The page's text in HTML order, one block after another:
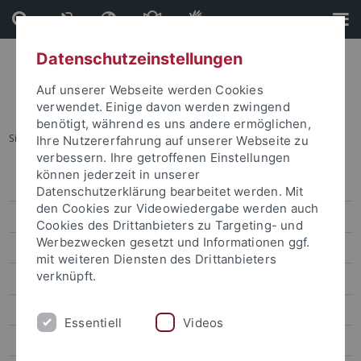
Direkt
zum
Inhalt
Direkt
zur
Fußleiste
Sie sind hier: Startseite ... Forschungsprojekte
DGfS - 23.-25.02.2022
Abschlusskonferenz 2021
Linguistic Evidence
Veranstaltungen des SFB 833
Datenschutzeinstellungen
Auf unserer Webseite werden Cookies
verwendet. Einige davon werden zwingend
benötigt, während es uns andere ermöglichen,
Ihre Nutzererfahrung auf unserer Webseite zu
verbessern. Ihre getroffenen Einstellungen
können jederzeit in unserer
Datenschutzerklärung bearbeitet werden. Mit
den Cookies zur Videowiedergabe werden auch
Cookies des Drittanbieters zu Targeting- und
Werbezwecken gesetzt und Informationen ggf.
mit weiteren Diensten des Drittanbieters
verknüpft.
Essentiell Videos